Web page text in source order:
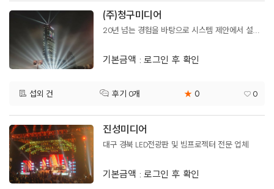
(주)청구미디어
20년 넘는 경험을 바탕으로 시스템 제안에서 설비까지..최신의 영상기기 장비 보유중, 전국 가능
기본금액 : 로그인 후 확인
섭외 건 후기 0개 ★ 0 0
진성미디어
대구 경북 LED전광판 및 빔프로젝터 전문 업체
기본금액 : 로그인 후 확인